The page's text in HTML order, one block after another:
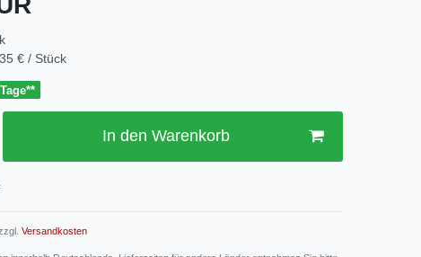
€ / Stück
In den Warenkorb
Versandkosten